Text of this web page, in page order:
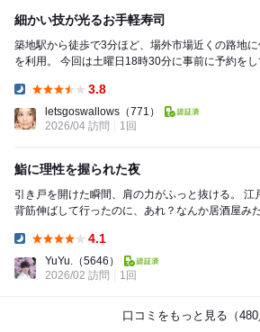
細かい技が光るお手軽寿司
築地駅から徒歩で3分ほど、場外市場近くの路地
を利用。 今回は土曜日18時30分に事前に予約をしてから訪れました。 こ
3.8
letsgoswallows （771）
2026/04 訪問
1回
鮨に理性を握られた夜
引き戸を開けた瞬間、肩の力がふっと抜ける。 江戸前って聞いてたから
背筋伸ばして行ったのに、あれ？なんか居酒屋み
4.1
YuYu. （5646）
2026/02 訪問
1回
口コミをもっと見る（480